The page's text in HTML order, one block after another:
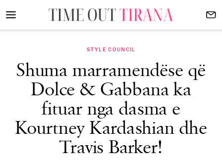
STYLE COUNCIL
Shuma marramendëse që
Dolce & Gabbana ka
fituar nga dasma e
Kourtney Kardashian dhe
Travis Barker!